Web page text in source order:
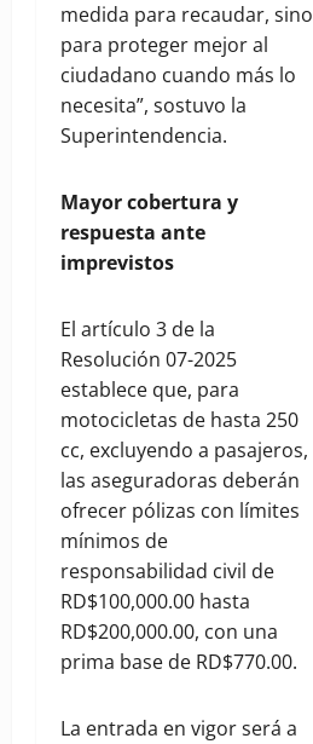
medida para recaudar, sino
para proteger mejor al
ciudadano cuando más lo
necesita”, sostuvo la
Superintendencia.
Mayor cobertura y
respuesta ante
imprevistos
El artículo 3 de la
Resolución 07-2025
establece que, para
motocicletas de hasta 250
cc, excluyendo a pasajeros,
las aseguradoras deberán
ofrecer pólizas con límites
mínimos de
responsabilidad civil de
RD$100,000.00 hasta
RD$200,000.00, con una
prima base de RD$770.00.
La entrada en vigor será a